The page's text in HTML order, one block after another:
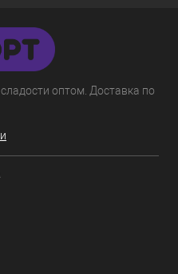
оптом. Доставка по